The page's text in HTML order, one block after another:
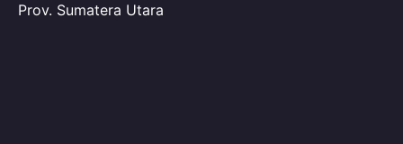
Prov. Sumatera Utara